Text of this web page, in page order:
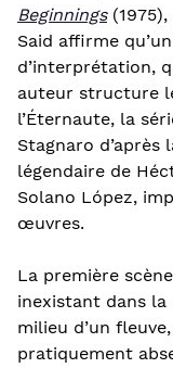
Beginnings
Said affirme
d’interprétation,
auteur structure
l’Éternaute, la
Stagnaro d’après
légendaire de
Solano López,
œuvres.
La première
inexistant dans la
milieu d’un
pratiquement